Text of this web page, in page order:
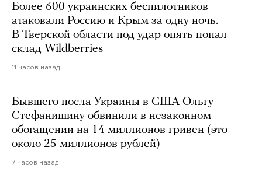
Более 600 украинских беспилотников
атаковали Россию и Крым за одну ночь.
В Тверской области под удар опять попал
склад Wildberries
11 часов назад
Бывшего посла Украины в США Ольгу
Стефанишину обвинили в незаконном
обогащении на 14 миллионов гривен (это
около 25 миллионов рублей)
7 часов назад